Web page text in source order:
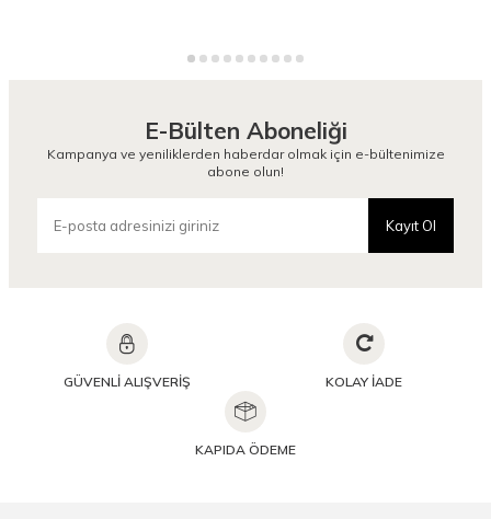
E-Bülten Aboneliği
Kampanya ve yeniliklerden haberdar olmak için e-bültenimize
abone olun!
Kayıt Ol
GÜVENLİ ALIŞVERİŞ KOLAY İADE
KAPIDA ÖDEME